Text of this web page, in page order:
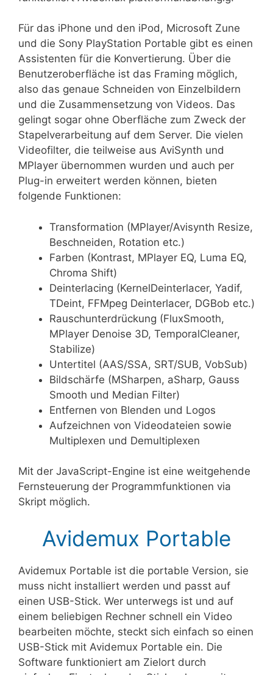
Für das iPhone und den iPod, Microsoft Zune
und die Sony PlayStation Portable gibt es einen
Assistenten für die Konvertierung. Über die
Benutzeroberfläche ist das Framing möglich,
also das genaue Schneiden von Einzelbildern
und die Zusammensetzung von Videos. Das
gelingt sogar ohne Oberfläche zum Zweck der
Stapelverarbeitung auf dem Server. Die vielen
Videofilter, die teilweise aus AviSynth und
MPlayer übernommen wurden und auch per
Plug-in erweitert werden können, bieten
folgende Funktionen:
Transformation (MPlayer/Avisynth Resize,
Beschneiden, Rotation etc.)
Farben (Kontrast, MPlayer EQ, Luma EQ,
Chroma Shift)
Deinterlacing (KernelDeinterlacer, Yadif,
TDeint, FFMpeg Deinterlacer, DGBob etc.)
Rauschunterdrückung (FluxSmooth,
MPlayer Denoise 3D, TemporalCleaner,
Stabilize)
Untertitel (AAS/SSA, SRT/SUB, VobSub)
Bildschärfe (MSharpen, aSharp, Gauss
Smooth und Median Filter)
Entfernen von Blenden und Logos
Aufzeichnen von Videodateien sowie
Multiplexen und Demultiplexen
Mit der JavaScript-Engine ist eine weitgehende
Fernsteuerung der Programmfunktionen via
Skript möglich.
Avidemux Portable
Avidemux Portable ist die portable Version, sie
muss nicht installiert werden und passt auf
einen USB-Stick. Wer unterwegs ist und auf
einem beliebigen Rechner schnell ein Video
bearbeiten möchte, steckt sich einfach so einen
USB-Stick mit Avidemux Portable ein. Die
Software funktioniert am Zielort durch